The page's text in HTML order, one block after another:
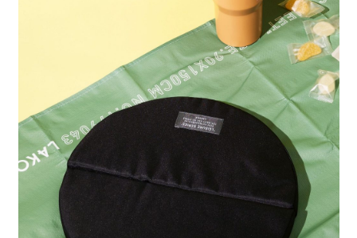
1.分期款項不併入電信帳單，「大哥付你分期」於每月結算日後寄送繳費提
2.透過簡訊連結打開帳單後，可選擇「超商條碼／台灣大直營門市／銀行轉
帳／街口支付／iPASS MONEY」等通路繳費。
1.本服務係由「台灣大哥大股份有限公司」（以下簡稱本公司）所提供，讓
用戶於交易時，得透過本服務購買商品或服務，並由商店將買賣／分期付款
買賣價金債權讓與本公司後，依約使用本公司帳單繳交帳款。
2.基於同意付款使用「大哥付你分期」之契約關係目的，商店將以您的個人
資料（包含姓名、電話或地址）提供予台灣大哥大進項蒐集、處理及利用，
由本公司與您本人進行分期帳單所需資料之確認、核對及更正。
3.完整用戶服務條款，請詳閱以下連結：
１．於結帳方式選擇「AFTEE先享後付」後，將跳轉至「AFTEE先享後付」
結帳頁面，進行簡訊認證並確認金額後，即可完成結帳。
２．訂單成立數日內，您將收到繳費通知簡訊。
３．收到繳費通知簡訊後14天內，點擊此簡訊中的連結，可透過四大超商／
ATM／網路銀行／等多元方式進行付款，方視為交易完成。
※ 請注意：結帳手續完成當下不需立刻繳費，但若您需要取消訂單，請聯絡
購買商品的店家。未經商家同意取消之訂單仍視為有效，需透過AFTEE先享
後付繳納相關費用。
※ 交易是否成功請以「AFTEE先享後付 」之結帳頁面顯示為準，若有關於
是否繳費成功／繳費後需取消欲退款等相關疑問，請聯繫「AFTEE先享後付
客戶支援中心」 https://netprotections.freshdesk.com/support/home
【注意事項】
１．透過由恩沛科技股份有限公司提供之「AFTEE先享後付」服務完成之交
易，需依本服務之必要範圍內提供個人資料，並將交易相關給付款項請求債
每筆NT$80，滿NT$888(含以上)免運費
每筆NT$80，滿NT$1,500(含以上)免運費
付款後 7-11取貨
每筆NT$80，滿NT$1,500(含以上)免運費
宅配
每筆NT$80，滿NT$1,500(含以上)免運費